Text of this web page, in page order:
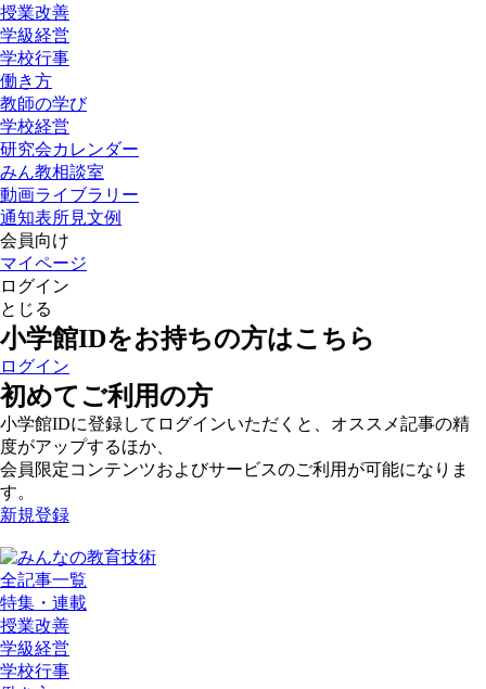
授業改善
学級経営
学校行事
働き方
教師の学び
学校経営
研究会カレンダー
みん教相談室
動画ライブラリー
通知表所見文例
会員向け
マイページ
ログイン
とじる
小学館IDをお持ちの方はこちら
ログイン
初めてご利用の方
小学館IDに登録してログインいただくと、オススメ記事の精
度がアップするほか、
会員限定コンテンツおよびサービスのご利用が可能になりま
す。
新規登録
全記事一覧
特集・連載
授業改善
学級経営
学校行事